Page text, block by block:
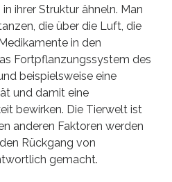
ihrer Struktur ähneln. Man
die über die Luft, die
in den
Fortpflanzungssystem des
beispielsweise eine
und damit eine
bewirken. Die Tierwelt ist
anderen Faktoren werden
Rückgang von
gemacht.